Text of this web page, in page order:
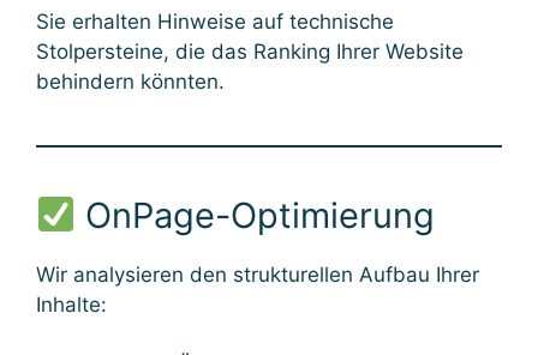
Sie erhalten Hinweise auf technische
Stolpersteine, die das Ranking Ihrer Website
behindern könnten.
OnPage-Optimierung
Wir analysieren den strukturellen Aufbau Ihrer
Inhalte: